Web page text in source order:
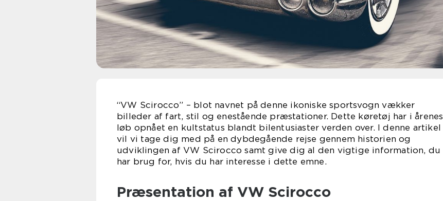
“VW Scirocco” – blot navnet på denne ikoniske sportsvogn vækker
billeder af fart, stil og enestående præstationer. Dette køretøj har i årenes
løb opnået en kultstatus blandt bilentusiaster verden over. I denne artikel
vil vi tage dig med på en dybdegående rejse gennem historien og
udviklingen af VW Scirocco samt give dig al den vigtige information, du
har brug for, hvis du har interesse i dette emne.
Præsentation af VW Scirocco